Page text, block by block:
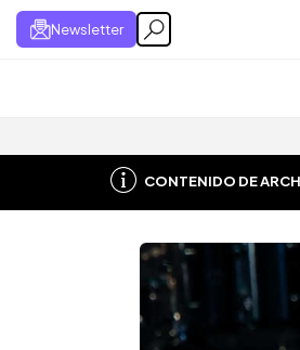
Newsletter
CONTENIDO DE